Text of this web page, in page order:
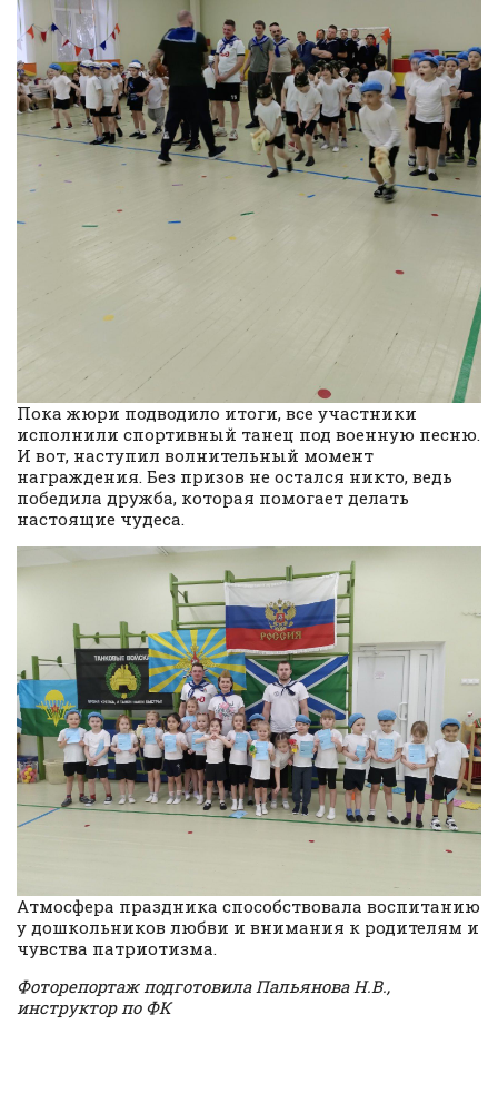
Пока жюри подводило итоги, все участники
исполнили спортивный танец под военную песню.
И вот, наступил волнительный момент
награждения. Без призов не остался никто, ведь
победила дружба, которая помогает делать
настоящие чудеса.
Атмосфера праздника способствовала воспитанию
у дошкольников любви и внимания к родителям и
чувства патриотизма.
Фоторепортаж подготовила Пальянова Н.В.,
инструктор по ФК